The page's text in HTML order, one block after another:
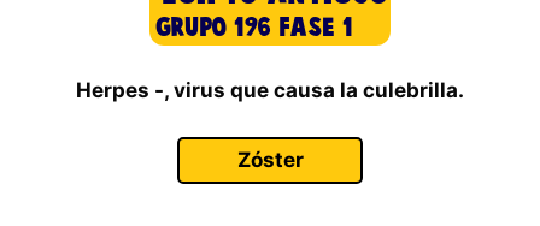
Herpes -, virus que causa la culebrilla.
Zóster